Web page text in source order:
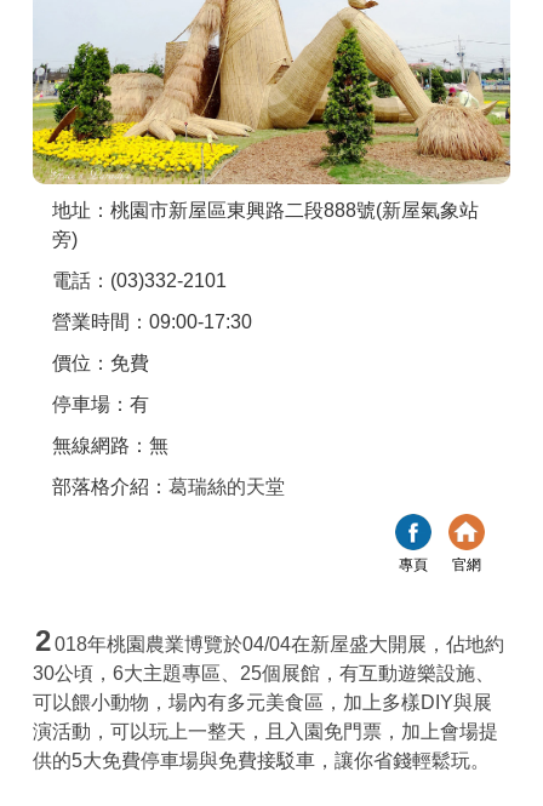
APP下載
地址：桃園市新屋區東興路二段888號(新屋氣象站
旁)
電話：(03)332-2101
營業時間：09:00-17:30
價位：免費
停車場：有
無線網路：無
部落格介紹： 葛瑞絲的天堂
專頁 官網
2018年桃園農業博覽於04/04在新屋盛大開展，佔地約
30公頃，6大主題專區、25個展館，有互動遊樂設施、
可以餵小動物，場內有多元美食區，加上多樣DIY與展
演活動，可以玩上一整天，且入園免門票，加上會場提
供的5大免費停車場與免費接駁車，讓你省錢輕鬆玩。